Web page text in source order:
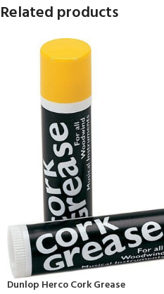
Related products
Dunlop Herco Cork Grease